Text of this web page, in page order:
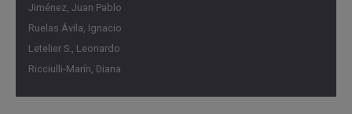
Jiménez, Juan Pablo
Ruelas Ávila, Ignacio
Letelier S., Leonardo
Ricciulli-Marín, Diana
principales lecciones y mejores prácticas que podrían
considerarse en una futura modernización de las reglas
fiscales subnacionales en el país.